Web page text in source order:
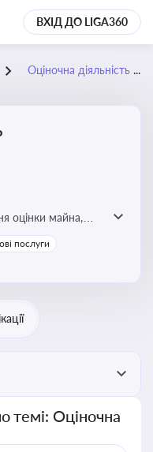
ВХІД ДО LIGA360
Оціночна діяльність
оцінки майна,
оцінювачів,
звітністю та
юриста або
діяльності
послуги
темі: Оціночна